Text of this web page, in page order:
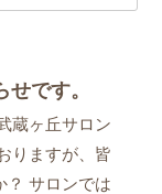
です。
蔵ヶ丘サロン
りますが、皆
？ サロンでは